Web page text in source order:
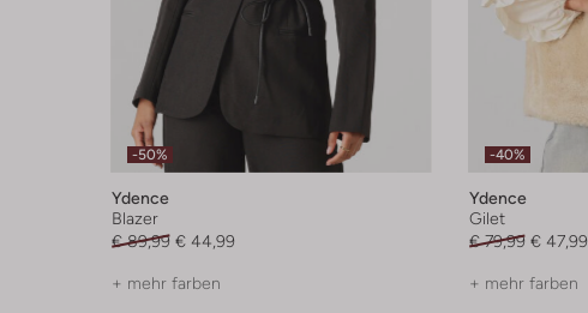
-50%
Ydence
Blazer
€ 89,99 € 44,99
+ mehr farben
-40%
Ydence
Gilet
€ 79,99 € 47,99
+ mehr farben